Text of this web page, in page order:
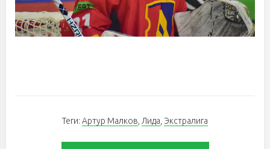
Теги: Артур Малков, Лида, Экстралига